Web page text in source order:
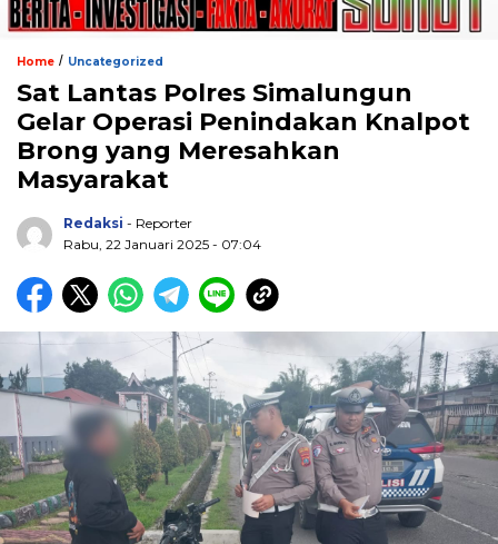
Home / Uncategorized
Sat Lantas Polres Simalungun
Gelar Operasi Penindakan Knalpot
Brong yang Meresahkan
Masyarakat
Redaksi - Reporter
Rabu, 22 Januari 2025 - 07:04